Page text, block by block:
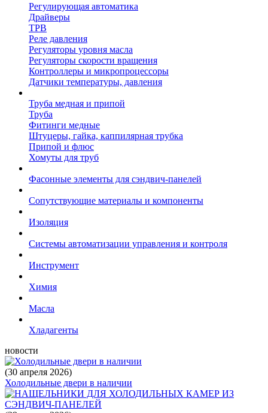
Регулирующая автоматика
Драйверы
ТРВ
Реле давления
Регуляторы уровня масла
Регуляторы скорости вращения
Контроллеры и микропроцессоры
Датчики температуры, давления
Труба медная и припой
Труба
Фитинги медные
Штуцеры, гайка, каппилярная трубка
Припой и флюс
Хомуты для труб
Фасонные элементы для сэндвич-панелей
Сопутствующие материалы и компоненты
Изоляция
Системы автоматизации управления и контроля
Инструмент
Химия
Масла
Хладагенты
новости
(30 апреля 2026)
Холодильные двери в наличии